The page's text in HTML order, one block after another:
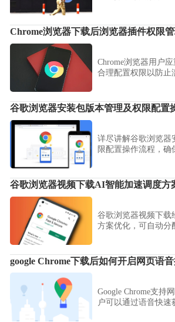
Chrome浏览器下载后浏览器插件权限
Chrome浏览器用户
合理配置权限以防止
谷歌浏览器安装包版本管理及权限配置
详尽讲解谷歌浏览器
限配置操作流程，确
谷歌浏览器视频下载AI智能加速调度方
谷歌浏览器视频下载
方案优化，可自动分
google Chrome下载后如何开启网页语
Google Chrome支持
户可以通过语音快速